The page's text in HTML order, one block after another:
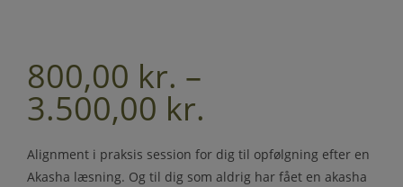
800,00 kr. –
3.500,00 kr.
Alignment i praksis session for dig til opfølgning efter en
Akasha læsning. Og til dig som aldrig har fået en akasha